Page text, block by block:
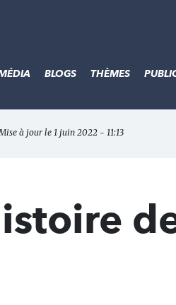
BLOGS THÈMES
à jour le 1 juin 2022 - 11:13